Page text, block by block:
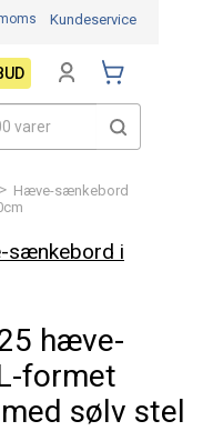
> Hæve-sænkebord
sænkebord i
hæve-
formet
sølv stel
Kundeservice